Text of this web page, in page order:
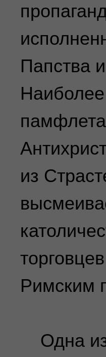
Папства
из
Римским
Одна из